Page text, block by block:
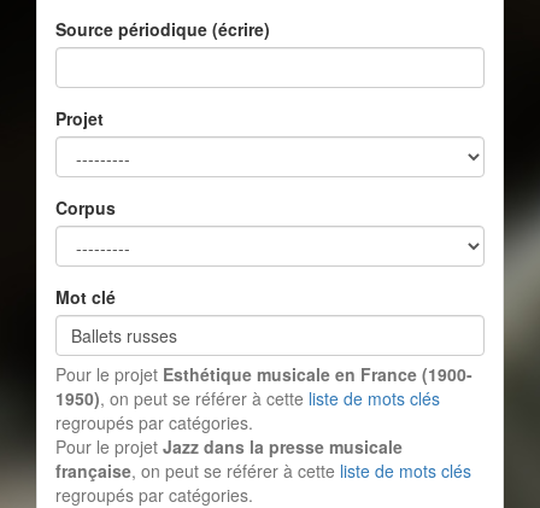
Source périodique (écrire)
Projet
Corpus
Mot clé
Pour le projet Esthétique musicale en France (1900-
1950), on peut se référer à cette liste de mots clés
regroupés par catégories.
Pour le projet Jazz dans la presse musicale
française, on peut se référer à cette liste de mots clés
regroupés par catégories.